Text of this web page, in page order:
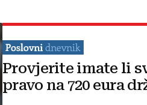
Provjerite imate li
pravo na 720 eura